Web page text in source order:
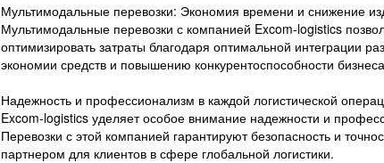
Мультимодальные перевозки: Экономия времени и снижение
Мультимодальные перевозки с компанией Excom-logistics
оптимизировать затраты благодаря оптимальной интеграции
экономии средств и повышению конкурентоспособности
Надежность и профессионализм в каждой логистической
Excom-logistics уделяет особое внимание надежности и
Перевозки с этой компанией гарантируют безопасность и
партнером для клиентов в сфере глобальной логистики.